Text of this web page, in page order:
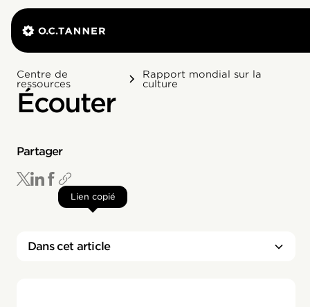
Centre de
ressources
Rapport mondial sur la
culture
Écouter
Partager
Lien copié
Dans cet article